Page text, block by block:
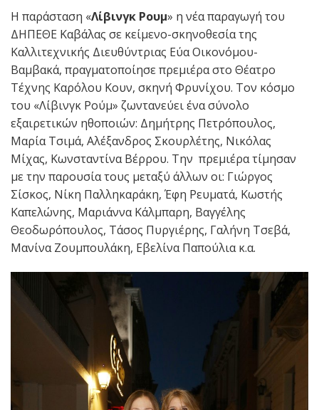
H παράσταση «Λίβινγκ Ρουμ» η νέα παραγωγή του
ΔΗΠΕΘΕ Καβάλας σε κείμενο-σκηνοθεσία της
Καλλιτεχνικής Διευθύντριας Εύα Οικονόμου-
Βαμβακά, πραγματοποίησε πρεμιέρα στο Θέατρο
Τέχνης Καρόλου Κουν, σκηνή Φρυνίχου. Τον κόσμο
του «Λίβινγκ Ρούμ» ζωντανεύει ένα σύνολο
εξαιρετικών ηθοποιών: Δημήτρης Πετρόπουλος,
Μαρία Τσιμά, Αλέξανδρος Σκουρλέτης, Νικόλας
Μίχας, Κωνσταντίνα Βέρρου. Την πρεμιέρα τίμησαν
με την παρουσία τους μεταξύ άλλων οι: Γιώργος
Σίσκος, Νίκη Παλληκαράκη, Έφη Ρευματά, Κωστής
Καπελώνης, Μαριάννα Κάλμπαρη, Βαγγέλης
Θεοδωρόπουλος, Τάσος Πυργιέρης, Γαλήνη Τσεβά,
Μανίνα Ζουμπουλάκη, Εβελίνα Παπούλια κ.α.